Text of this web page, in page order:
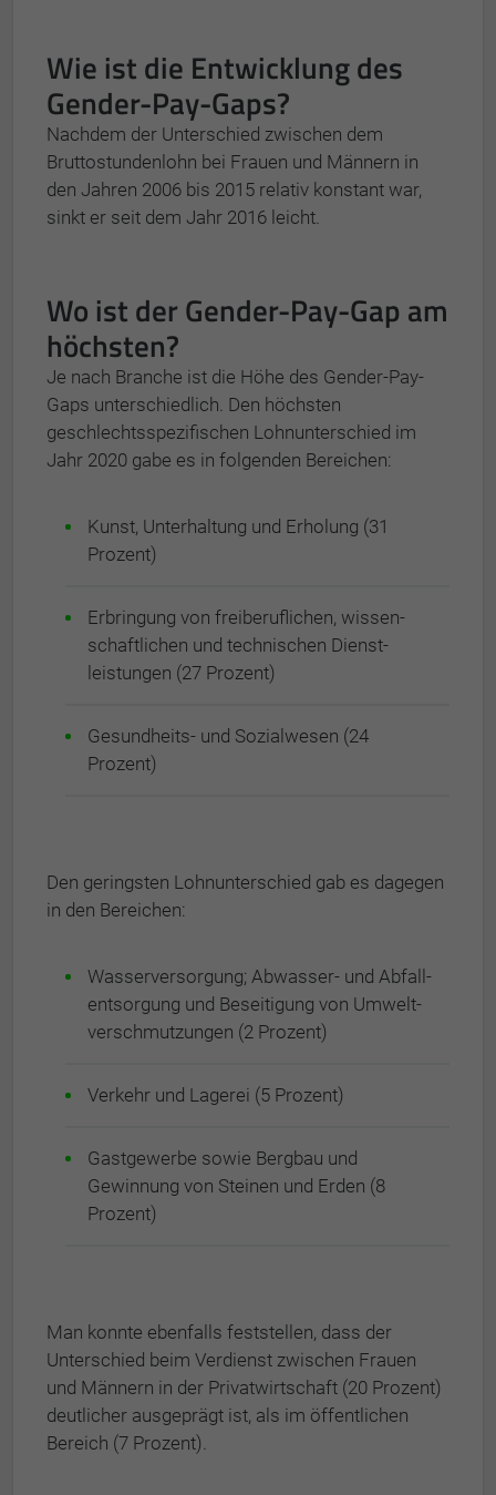
Wie ist die Entwicklung des
Gender-Pay-Gaps?
Nachdem der Unterschied zwischen dem
Bruttostundenlohn bei Frauen und Männern in
den Jahren 2006 bis 2015 relativ konstant war,
sinkt er seit dem Jahr 2016 leicht.
Wo ist der Gender-Pay-Gap am
höchsten?
Je nach Branche ist die Höhe des Gender-Pay-
Gaps unterschiedlich. Den höchsten
geschlechtsspezifischen Lohnunterschied im
Jahr 2020 gabe es in folgenden Bereichen:
Kunst, Unterhaltung und Er­holung (31
Prozent)
Erbringung von frei­be­ruf­li­chen, wis­sen­
schaft­li­chen und tech­nischen Dienst­
leistungen (27 Prozent)
Gesundheits- und Sozialwesen (24
Prozent)
Den geringsten Lohnunterschied gab es dagegen
in den Bereichen:
Was­ser­ver­sor­gung; Abwasser- und Ab­fall­
ent­sor­gung und Be­sei­ti­gung von Um­welt­
ver­schmut­zun­gen (2 Prozent)
Verkehr und Lagerei (5 Prozent)
Gastgewerbe sowie Bergbau und
Gewinnung von Steinen und Erden (8
Prozent)
Man konnte ebenfalls feststellen, dass der
Unterschied beim Verdienst zwischen Frauen
und Männern in der Privatwirtschaft (20 Prozent)
deutlicher ausgeprägt ist, als im öffentlichen
Bereich (7 Prozent).